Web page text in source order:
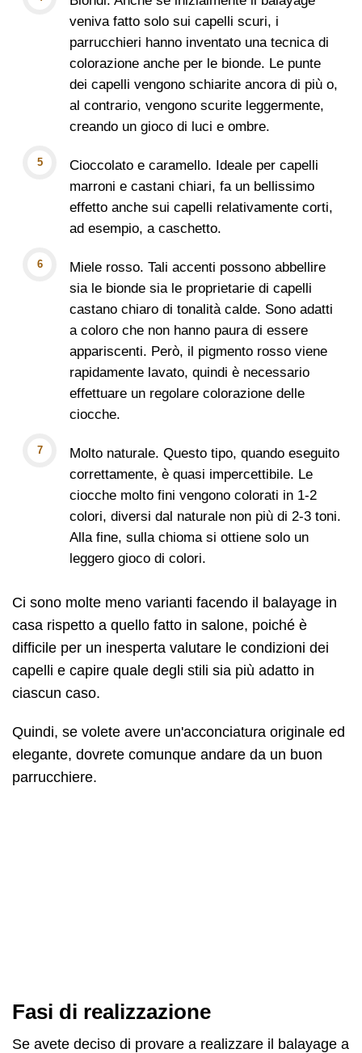
veniva fatto solo sui capelli scuri, i
parrucchieri hanno inventato una tecnica di
colorazione anche per le bionde. Le punte
dei capelli vengono schiarite ancora di più o,
al contrario, vengono scurite leggermente,
creando un gioco di luci e ombre.
Cioccolato e caramello. Ideale per capelli
marroni e castani chiari, fa un bellissimo
effetto anche sui capelli relativamente corti,
ad esempio, a caschetto.
Miele rosso. Tali accenti possono abbellire
sia le bionde sia le proprietarie di capelli
castano chiaro di tonalità calde. Sono adatti
a coloro che non hanno paura di essere
appariscenti. Però, il pigmento rosso viene
rapidamente lavato, quindi è necessario
effettuare un regolare colorazione delle
ciocche.
Molto naturale. Questo tipo, quando eseguito
correttamente, è quasi impercettibile. Le
ciocche molto fini vengono colorati in 1-2
colori, diversi dal naturale non più di 2-3 toni.
Alla fine, sulla chioma si ottiene solo un
leggero gioco di colori.
Ci sono molte meno varianti facendo il balayage in
casa rispetto a quello fatto in salone, poiché è
difficile per un inesperta valutare le condizioni dei
capelli e capire quale degli stili sia più adatto in
ciascun caso.
Quindi, se volete avere un'acconciatura originale ed
elegante, dovrete comunque andare da un buon
parrucchiere.
Fasi di realizzazione
Se avete deciso di provare a realizzare il balayage a